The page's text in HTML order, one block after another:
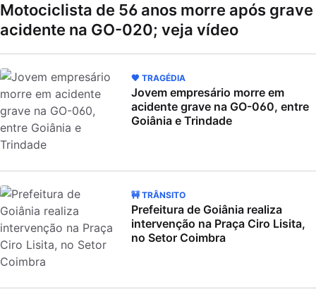
Motociclista de 56 anos morre após grave
acidente na GO-020; veja vídeo
🖤 TRAGÉDIA
Jovem empresário morre em
acidente grave na GO-060, entre
Goiânia e Trindade
🚧 TRÂNSITO
Prefeitura de Goiânia realiza
intervenção na Praça Ciro Lisita,
no Setor Coimbra